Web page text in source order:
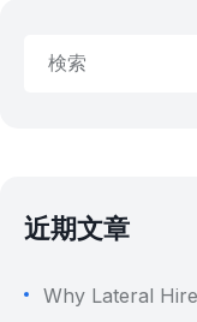
近期文章
Why Lateral